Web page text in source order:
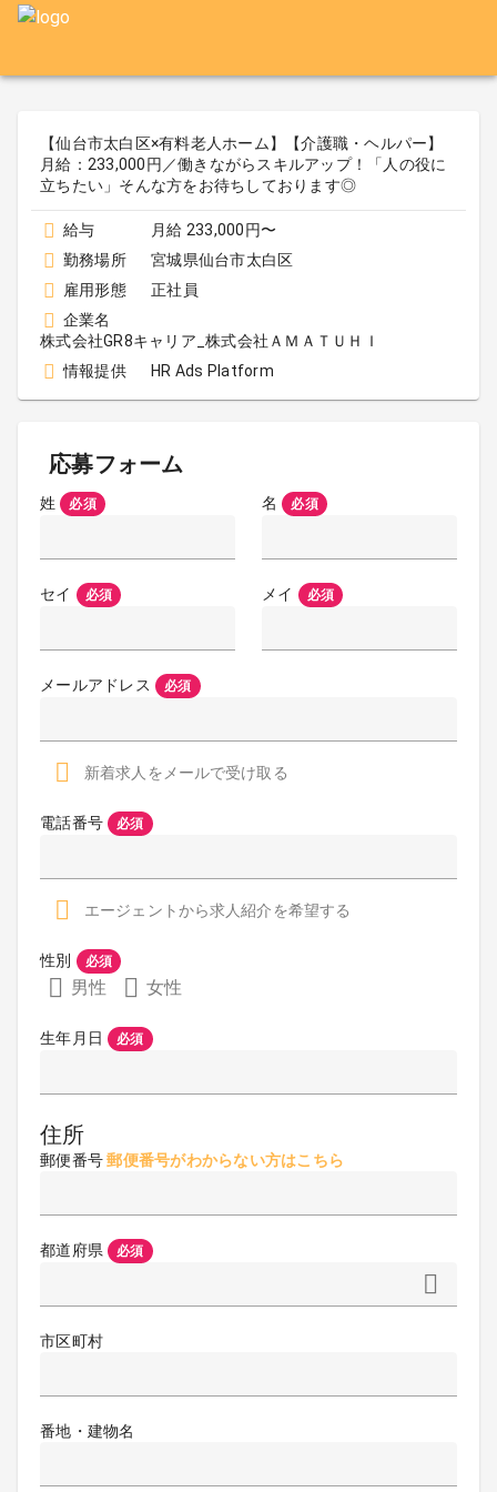
【仙台市太白区×有料老人ホーム】【介護職・ヘルパー】
月給：233,000円／働きながらスキルアップ！「人の役に
立ちたい」そんな方をお待ちしております◎
給与
月給 233,000円〜
勤務場所
宮城県仙台市太白区
雇用形態
正社員
企業名
株式会社GR8キャリア_株式会社ＡＭＡＴＵＨＩ
情報提供
HR Ads Platform
応募フォーム
姓 必須 名 必須
セイ 必須 メイ 必須
メールアドレス 必須
新着求人をメールで受け取る
電話番号 必須
エージェントから求人紹介を希望する
性別 必須
男性 女性
生年月日 必須
住所
郵便番号郵便番号がわからない方はこちら
都道府県 必須
市区町村
番地・建物名